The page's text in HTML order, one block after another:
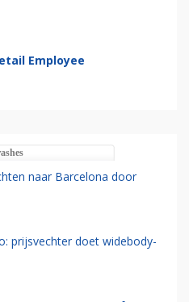
Employee
naar Barcelona door
prijsvechter doet widebody-